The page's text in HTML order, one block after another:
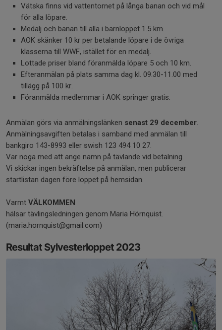
Vätska finns vid vattentornet på långa banan och vid mål
för alla löpare.
Medalj och banan till alla i barnloppet 1.5 km.
AOK skänker 10 kr per betalande löpare i de övriga
klasserna till WWF, istället för en medalj.
Lottade priser bland föranmälda löpare 5 och 10 km.
Efteranmälan på plats samma dag kl. 09.30-11.00 med
tillägg på 100 kr.
Föranmälda medlemmar i AOK springer gratis.
Anmälan görs via anmälningslänken senast 29 december.
Anmälningsavgiften betalas i samband med anmälan till
bankgiro 143-8993 eller swish 123 494 10 27.
Var noga med att ange namn på tävlande vid betalning.
Vi skickar ingen bekräftelse på anmälan, men publicerar
startlistan dagen före loppet på hemsidan.
Varmt VÄLKOMMEN
hälsar tävlingsledningen genom Maria Hörnquist.
(maria.hornquist@gmail.com)
Resultat Sylvesterloppet 2023